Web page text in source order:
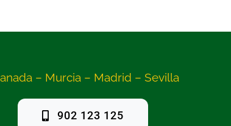
– Murcia – Madrid – Sevilla
902 123 125